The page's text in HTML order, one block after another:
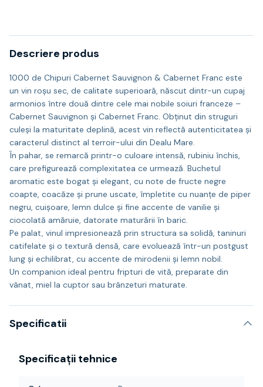
Descriere produs
1000 de Chipuri Cabernet Sauvignon & Cabernet Franc este
un vin roșu sec, de calitate superioară, născut dintr-un cupaj
armonios între două dintre cele mai nobile soiuri franceze –
Cabernet Sauvignon și Cabernet Franc. Obținut din struguri
culeși la maturitate deplină, acest vin reflectă autenticitatea și
caracterul distinct al terroir-ului din Dealu Mare.
În pahar, se remarcă printr-o culoare intensă, rubiniu închis,
care prefigurează complexitatea ce urmează. Buchetul
aromatic este bogat și elegant, cu note de fructe negre
coapte, coacăze și prune uscate, împletite cu nuanțe de piper
negru, cuișoare, lemn dulce și fine accente de vanilie și
ciocolată amăruie, datorate maturării în baric.
Pe palat, vinul impresionează prin structura sa solidă, taninuri
catifelate și o textură densă, care evoluează într-un postgust
lung și echilibrat, cu accente de mirodenii și lemn nobil.
Un companion ideal pentru fripturi de vită, preparate din
vânat, miel la cuptor sau brânzeturi maturate.
Specificatii
Specificații tehnice